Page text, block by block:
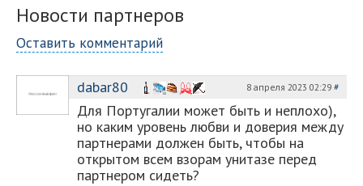
Новости партнеров
Оставить комментарий
dabar80 8 апреля 2023 02:29 #
Для Португалии может быть и неплохо),
но каким уровень любви и доверия между
партнерами должен быть, чтобы на
открытом всем взорам унитазе перед
партнером сидеть?